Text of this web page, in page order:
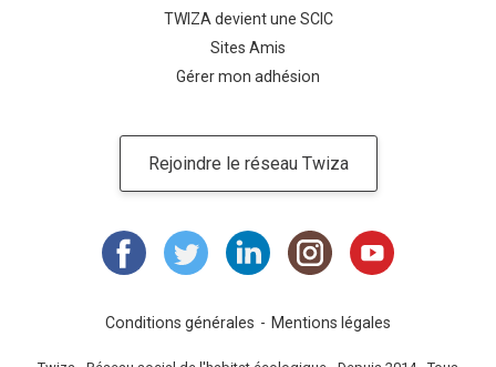
TWIZA devient une SCIC
Sites Amis
Gérer mon adhésion
Rejoindre le réseau Twiza
Conditions générales Mentions légales